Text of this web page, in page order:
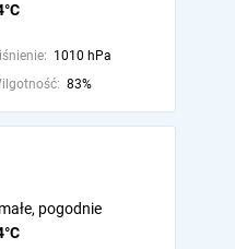
1010 hPa
83%
pogodnie